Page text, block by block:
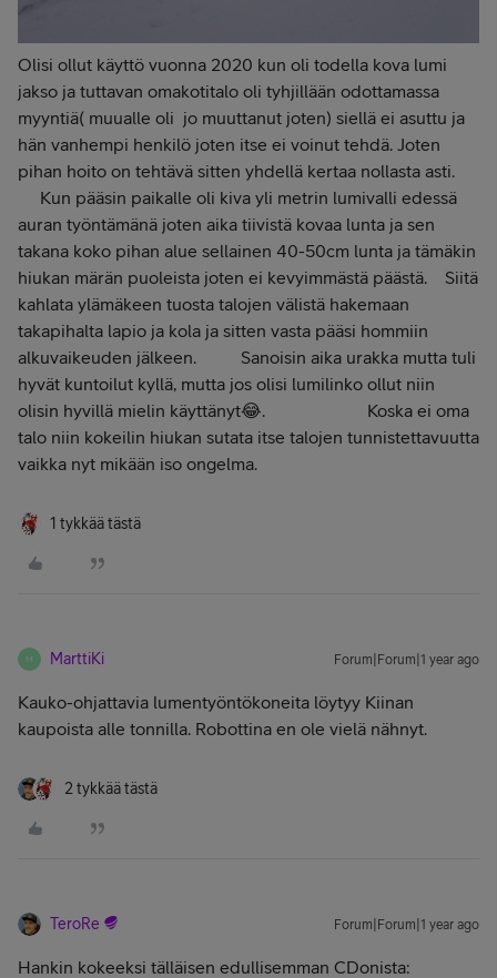
Olisi ollut käyttö vuonna 2020 kun oli todella kova lumi
jakso ja tuttavan omakotitalo oli tyhjillään odottamassa
myyntiä( muualle oli jo muuttanut joten) siellä ei asuttu ja
hän vanhempi henkilö joten itse ei voinut tehdä. Joten
pihan hoito on tehtävä sitten yhdellä kertaa nollasta asti.
Kun pääsin paikalle oli kiva yli metrin lumivalli edessä
auran työntämänä joten aika tiivistä kovaa lunta ja sen
takana koko pihan alue sellainen 40-50cm lunta ja tämäkin
hiukan märän puoleista joten ei kevyimmästä päästä. Siitä
kahlata ylämäkeen tuosta talojen välistä hakemaan
takapihalta lapio ja kola ja sitten vasta pääsi hommiin
alkuvaikeuden jälkeen. Sanoisin aika urakka mutta tuli
hyvät kuntoilut kyllä, mutta jos olisi lumilinko ollut niin
olisin hyvillä mielin käyttänyt😂. Koska ei oma
talo niin kokeilin hiukan sutata itse talojen tunnistettavuutta
vaikka nyt mikään iso ongelma.
1 tykkää tästä
M MarttiKi Forum|Forum|1 year ago
Kauko-ohjattavia lumentyöntökoneita löytyy Kiinan
kaupoista alle tonnilla. Robottina en ole vielä nähnyt.
2 tykkää tästä
TeroRe Forum|Forum|1 year ago
Hankin kokeeksi tälläisen edullisemman CDonista: